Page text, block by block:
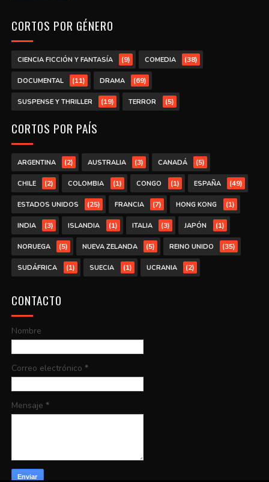
CORTOS POR GÉNERO
CIENCIA FICCIÓN Y FANTASÍA (9) COMEDIA (38)
DOCUMENTAL (11) DRAMA (69)
SUSPENSE Y THRILLER (19) TERROR (5)
CORTOS POR PAÍS
ARGENTINA (2) AUSTRALIA (3) CANADÁ (5)
CHILE (2) COLOMBIA (1) CONGO (1) ESPAÑA (49)
ESTADOS UNIDOS (25) FRANCIA (7) HONG KONG (1)
INDIA (3) ISLANDIA (1) ITALIA (3) JAPÓN (1)
NORUEGA (5) NUEVA ZELANDA (5) REINO UNIDO (35)
SUDÁFRICA (1) SUECIA (1) UCRANIA (2)
CONTACTO
Nombre
Correo electrónico *
Mensaje *